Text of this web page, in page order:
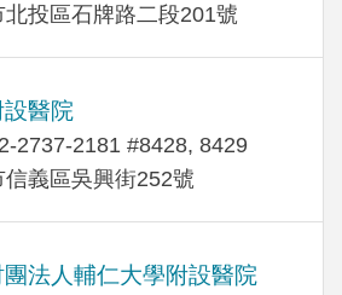
投區石牌路二段201號
醫院
2737-2181 #8428, 8429
義區吳興街252號
法人輔仁大學附設醫院